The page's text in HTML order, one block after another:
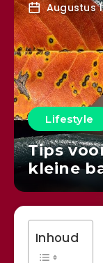
Augustus
Lifestyle
Tips
kleine
Inhoud